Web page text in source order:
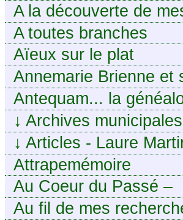
A la découverte de
ancêtres
A toutes branches
Aïeux sur le plat
Annemarie Brienne et
challenges de A à Z
Antequam... la
↓ Archives
Montpellier
↓ Articles - Laure
Attrapemémoire
Au Coeur du Passé –
Généalogie Familiale
Au fil de mes